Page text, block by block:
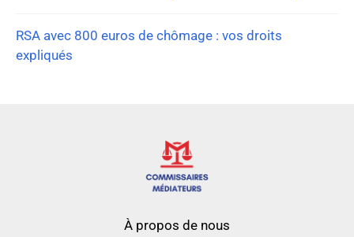
RSA avec 800 euros de chômage : vos droits
expliqués
À propos de nous